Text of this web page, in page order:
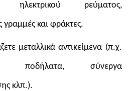
ηλεκτρικού ρεύματος,
γραμμές και φράκτες.
μεταλλικά αντικείμενα (π.χ.
ποδήλατα, σύνεργα
κλπ.).